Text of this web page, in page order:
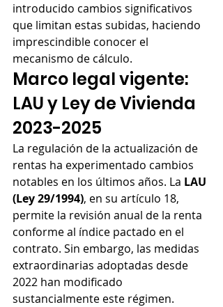
introducido cambios significativos
que limitan estas subidas, haciendo
imprescindible conocer el
mecanismo de cálculo.
Marco legal vigente:
LAU y Ley de Vivienda
2023-2025
La regulación de la actualización de
rentas ha experimentado cambios
notables en los últimos años. La LAU
(Ley 29/1994), en su artículo 18,
permite la revisión anual de la renta
conforme al índice pactado en el
contrato. Sin embargo, las medidas
extraordinarias adoptadas desde
2022 han modificado
sustancialmente este régimen.